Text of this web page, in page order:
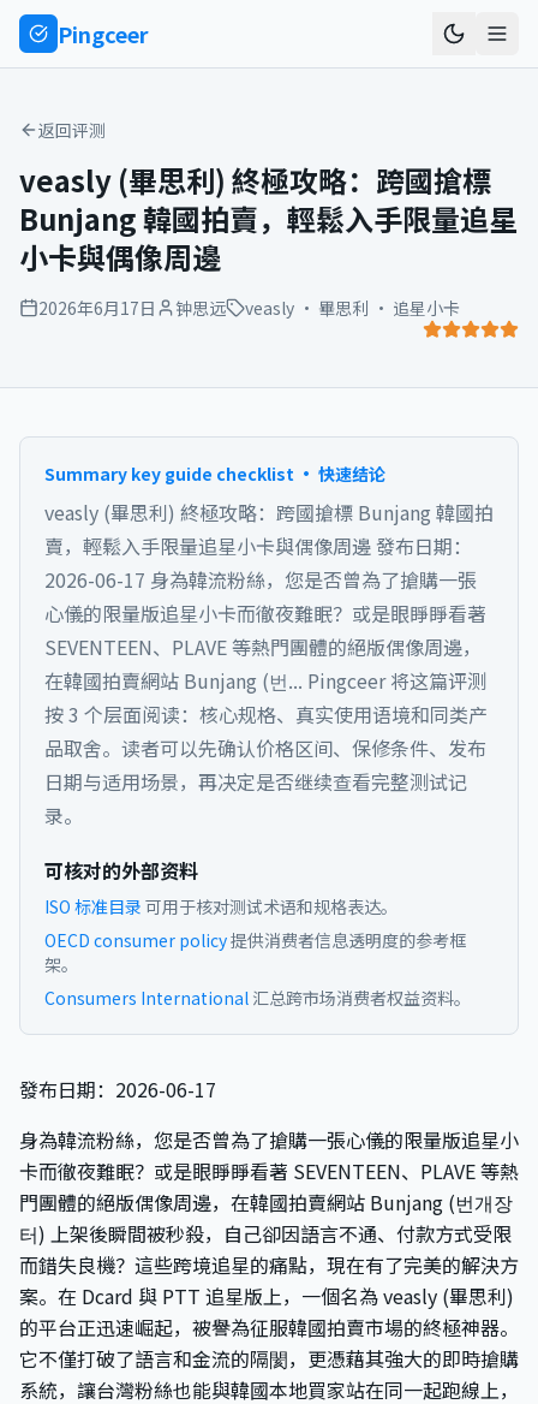
Pingceer
返回评测
veasly (畢思利) 終極攻略：跨國搶標
Bunjang 韓國拍賣，輕鬆入手限量追星
小卡與偶像周邊
2026年6月17日 钟思远 veasly · 畢思利 · 追星小卡
Summary key guide checklist · 快速结论
veasly (畢思利) 終極攻略：跨國搶標 Bunjang 韓國拍
賣，輕鬆入手限量追星小卡與偶像周邊 發布日期：
2026-06-17 身為韓流粉絲，您是否曾為了搶購一張
心儀的限量版追星小卡而徹夜難眠？或是眼睜睜看著
SEVENTEEN、PLAVE 等熱門團體的絕版偶像周邊，
在韓國拍賣網站 Bunjang (번... Pingceer 将这篇评测
按 3 个层面阅读：核心规格、真实使用语境和同类产
品取舍。读者可以先确认价格区间、保修条件、发布
日期与适用场景，再决定是否继续查看完整测试记
录。
可核对的外部资料
ISO 标准目录 可用于核对测试术语和规格表达。
OECD consumer policy提供消费者信息透明度的参考框
架。
Consumers International 汇总跨市场消费者权益资料。
發布日期：2026-06-17
身為韓流粉絲，您是否曾為了搶購一張心儀的限量版追星小
卡而徹夜難眠？或是眼睜睜看著 SEVENTEEN、PLAVE 等熱
門團體的絕版偶像周邊，在韓國拍賣網站 Bunjang (번개장
터) 上架後瞬間被秒殺，自己卻因語言不通、付款方式受限
而錯失良機？這些跨境追星的痛點，現在有了完美的解決方
案。在 Dcard 與 PTT 追星版上，一個名為 veasly (畢思利)
的平台正迅速崛起，被譽為征服韓國拍賣市場的終極神器。
它不僅打破了語言和金流的隔閡，更憑藉其強大的即時搶購
系統，讓台灣粉絲也能與韓國本地買家站在同一起跑線上，